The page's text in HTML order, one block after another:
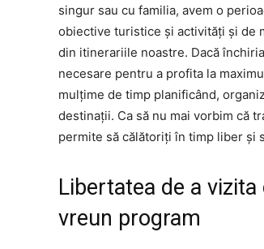
singur sau cu familia, avem o
obiective turistice și activități și de
din itinerariile noastre. Dacă
necesare pentru a profita la
mulțime de timp planificând,
destinații. Ca să nu mai vorbim că
permite să călătoriți în timp liber și
Libertatea de a
vreun program